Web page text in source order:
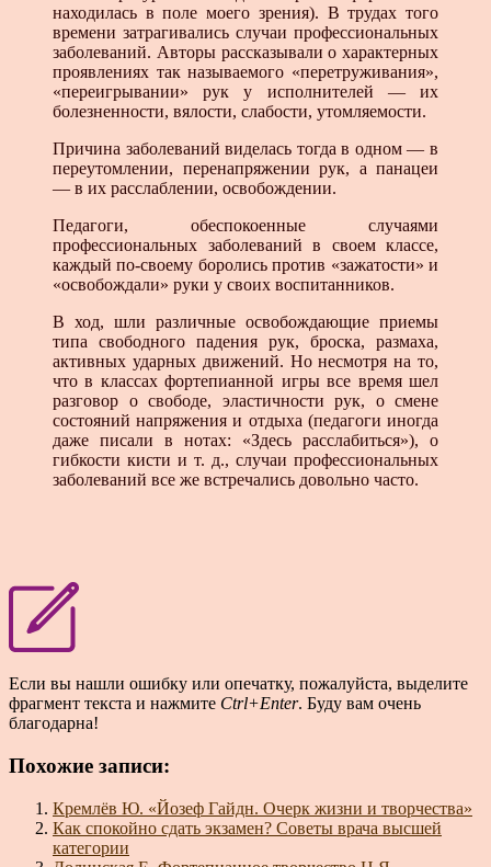
находилась в поле моего зрения). В трудах того
времени затрагивались случаи профессиональных
заболеваний. Авторы рассказывали о характерных
проявлениях так называемого «перетруживания»,
«переигрывании» рук у исполнителей — их
болезненности, вялости, слабости, утомляемости.
Причина заболеваний виделась тогда в одном — в
переутомлении, перенапряжении рук, а панацеи
— в их расслаблении, освобождении.
Педагоги, обеспокоенные случаями
профессиональных заболеваний в своем классе,
каждый по-своему боролись против «зажатости» и
«освобождали» руки у своих воспитанников.
В ход, шли различные освобождающие приемы
типа свободного падения рук, броска, размаха,
активных ударных движений. Но несмотря на то,
что в классах фортепианной игры все время шел
разговор о свободе, эластичности рук, о смене
состояний напряжения и отдыха (педагоги иногда
даже писали в нотах: «Здесь расслабиться»), о
гибкости кисти и т. д., случаи профессиональных
заболеваний все же встречались довольно часто.
Если вы нашли ошибку или опечатку, пожалуйста, выделите
фрагмент текста и нажмите Ctrl+Enter. Буду вам очень
благодарна!
Похожие записи:
Кремлёв Ю. «Йозеф Гайдн. Очерк жизни и творчества»
Как спокойно сдать экзамен? Советы врача высшей
категории